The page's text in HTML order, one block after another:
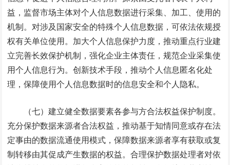
益，监督市场主体对个人信息数据进行采集、加工、使用的
机制。对涉及国家安全的特殊个人信息数据，可依法依规授
权有关单位使用。加大个人信息保护力度，推动重点行业建
立完善长效保护机制，强化企业主体责任，规范企业采集使
用个人信息行为。创新技术手段，推动个人信息匿名化处
理，保障使用个人信息数据时的信息安全和个人隐私。
（七）建立健全数据要素各参与方合法权益保护制度。
充分保护数据来源者合法权益，推动基于知情同意或存在法
定事由的数据流通使用模式，保障数据来源者享有获取或复
制转移由其促成产生数据的权益。合理保护数据处理者对依